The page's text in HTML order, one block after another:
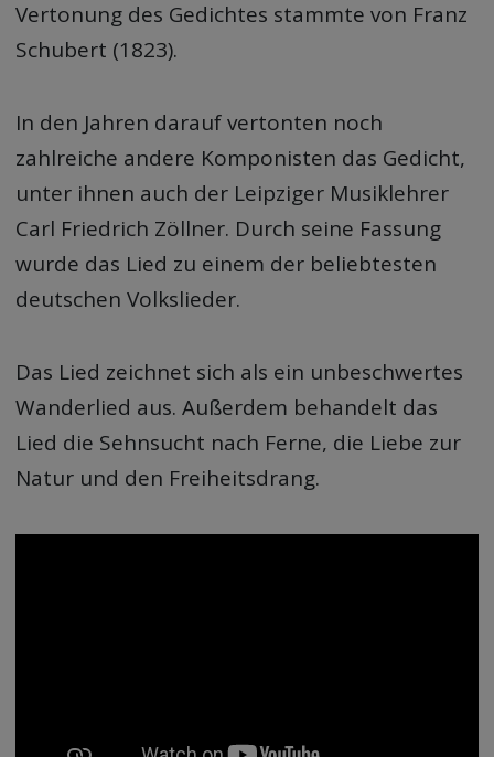
Vertonung des Gedichtes stammte von Franz
Schubert (1823).
In den Jahren darauf vertonten noch
zahlreiche andere Komponisten das Gedicht,
unter ihnen auch der Leipziger Musiklehrer
Carl Friedrich Zöllner. Durch seine Fassung
wurde das Lied zu einem der beliebtesten
deutschen Volkslieder.
Das Lied zeichnet sich als ein unbeschwertes
Wanderlied aus. Außerdem behandelt das
Lied die Sehnsucht nach Ferne, die Liebe zur
Natur und den Freiheitsdrang.